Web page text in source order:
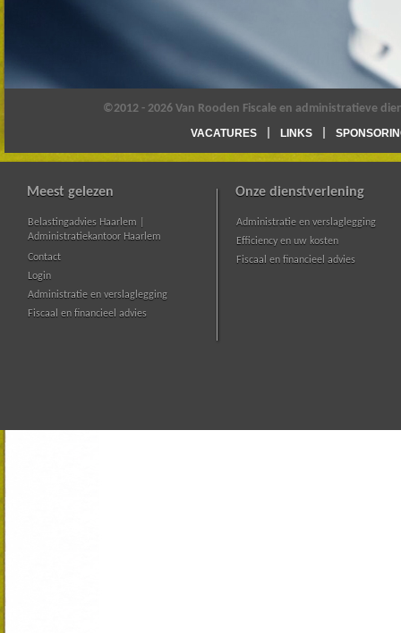
©2012 - 2026 Van Rooden Fiscale en administratieve
VACATURES LINKS
Meest gelezen
Belastingadvies Haarlem |
Administratiekantoor Haarlem
Contact
Login
Administratie en verslaglegging
Fiscaal en financieel advies
Onze dienstverlening
Administratie en verslaglegging
Efficiency en uw kosten
Fiscaal en financieel advies